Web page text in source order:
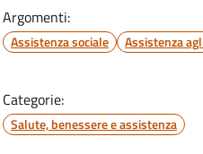
Argomenti:
Assistenza sociale Assistenza
Categorie:
Salute, benessere e assistenza